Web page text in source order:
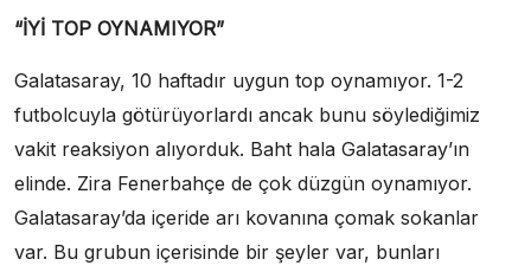
“İYİ TOP OYNAMIYOR”
Galatasaray, 10 haftadır uygun top oynamıyor. 1-2
futbolcuyla götürüyorlardı ancak bunu söylediğimiz
vakit reaksiyon alıyorduk. Baht hala Galatasaray’ın
elinde. Zira Fenerbahçe de çok düzgün oynamıyor.
Galatasaray’da içeride arı kovanına çomak sokanlar
var. Bu grubun içerisinde bir şeyler var, bunları